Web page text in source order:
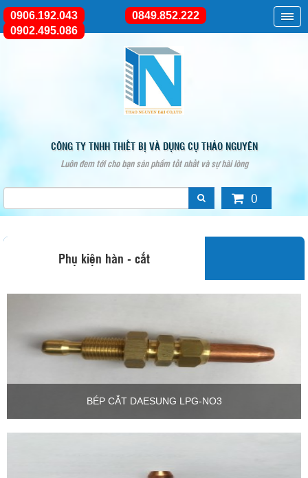
CÔNG TY TNHH THIẾT BỊ VÀ DỤNG CỤ THẢO NGUYÊN
Luôn đem tới cho bạn sản phẩm tốt nhất và sự hài lòng
0906.192.043
0849.852.222
0902.495.086
0
Phụ kiện hàn - cắt
BÉP CẮT DAESUNG LPG-NO3